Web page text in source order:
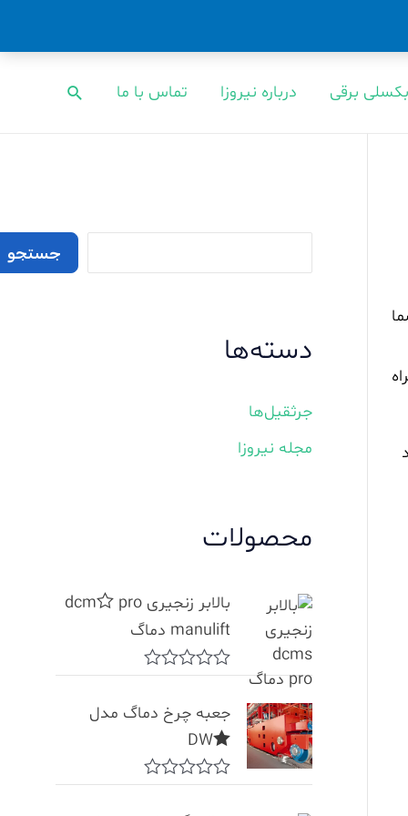
برقی درباره نیروزا تماس با ما جستجو
جستجو
دسته‌ها
جرثقیل‌ها
مجله نیروزا
محصولات
بالابر زنجیری dcms pro
manulift دماگ
t
e
d
0
o
جعبه چرخ دماگ مدل
DWS